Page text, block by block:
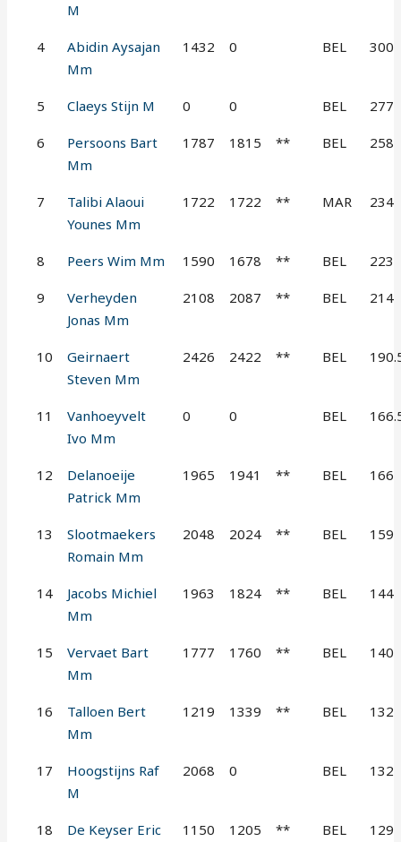
M
4
Abidin Aysajan
Mm
1432 0 BEL 300
5 Claeys Stijn M 0 0 BEL 277
6
Persoons Bart
Mm
1787 1815 ** BEL 258
7
Talibi Alaoui
Younes Mm
1722 1722 ** MAR 234
8 Peers Wim Mm 1590 1678 ** BEL 223
9
Verheyden
Jonas Mm
2108 2087 ** BEL 214
10
Geirnaert
Steven Mm
2426 2422 ** BEL
11
Vanhoeyvelt
Ivo Mm
0 0 BEL
12
Delanoeije
Patrick Mm
1965 1941 ** BEL 166
13
Slootmaekers
Romain Mm
2048 2024 ** BEL 159
14
Jacobs Michiel
Mm
1963 1824 ** BEL 144
15
Vervaet Bart
Mm
1777 1760 ** BEL 140
16
Talloen Bert
Mm
1219 1339 ** BEL 132
17
Hoogstijns Raf
M
2068 0 BEL 132
18
De Keyser Eric
1150 1205 ** BEL 129